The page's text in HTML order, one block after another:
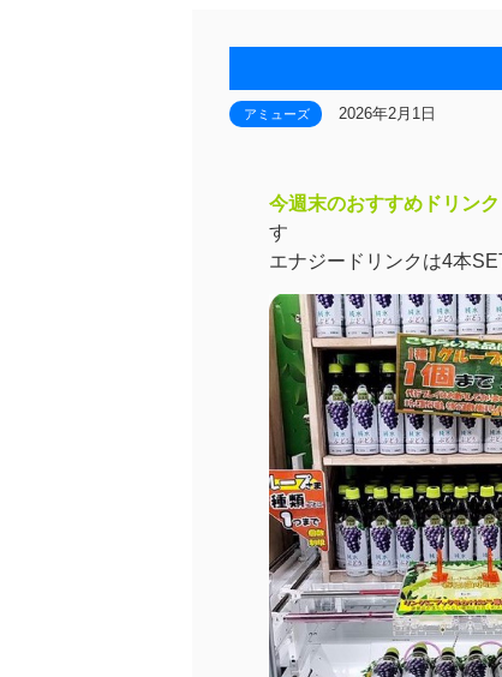
アミューズ 2026年2月1日
今週末のおすすめドリンク
す
エナジードリンクは4本